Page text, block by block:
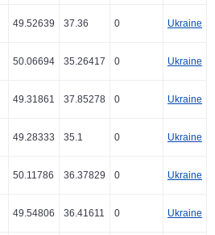
49.52639 37.36 0 Ukraine
50.06694 35.26417 0 Ukraine
49.31861 37.85278 0 Ukraine
49.28333 35.1 0 Ukraine
50.11786 36.37829 0 Ukraine
49.54806 36.41611 0 Ukraine